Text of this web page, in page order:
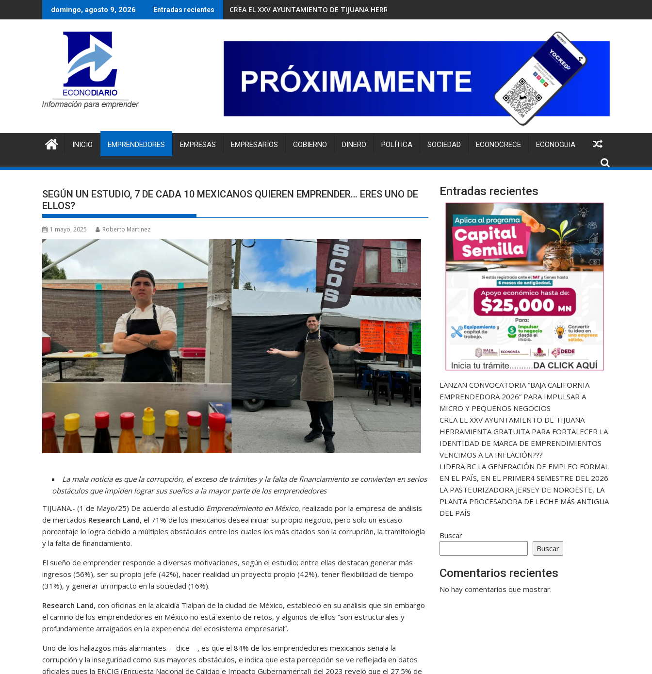
al
domingo, agosto 9, 2026 Entradas recientes CREA EL XXV AYUNTAMIENTO DE TIJUANA HERRAMIENTA GRATUITA PARA FORTALECER LA IDENTIDAD DE MARCA DE
INICIO EMPRENDEDORES EMPRESAS EMPRESARIOS GOBIERNO DINERO POLÍTICA SOCIEDAD ECONOCRECE ECONOGUIA
SEGÚN UN ESTUDIO, 7 DE CADA 10 MEXICANOS QUIEREN EMPRENDER… ERES UNO DE
ELLOS?
1 mayo, 2025 Roberto Martinez
La mala noticia es que la corrupción, el exceso de trámites y la falta de financiamiento se convierten en serios
obstáculos que impiden lograr sus sueños a la mayor parte de los emprendedores
TIJUANA.- (1 de Mayo/25) De acuerdo al estudio Emprendimiento en México, realizado por la empresa de análisis
de mercados Research Land, el 71% de los mexicanos desea iniciar su propio negocio, pero solo un escaso
porcentaje lo logra debido a múltiples obstáculos entre los cuales los más citados son la corrupción, la tramitología
y la falta de financiamiento.
El sueño de emprender responde a diversas motivaciones, según el estudio; entre ellas destacan generar más
ingresos (56%), ser su propio jefe (42%), hacer realidad un proyecto propio (42%), tener flexibilidad de tiempo
(31%), y generar un impacto en la sociedad (16%).
Research Land, con oficinas en la alcaldía Tlalpan de la ciudad de México, estableció en su análisis que sin embargo
el camino de los emprendedores en México no está exento de retos, y algunos de ellos “son estructurales y
profundamente arraigados en la experiencia del ecosistema empresarial”.
Uno de los hallazgos más alarmantes —dice—, es que el 84% de los emprendedores mexicanos señala la
corrupción y la inseguridad como sus mayores obstáculos, e indica que esta percepción se ve reflejada en datos
oficiales pues la ENCIG (Encuesta Nacional de Calidad e Impacto Gubernamental) del 2023 reveló que el 27.5% de
Entradas recientes
LANZAN CONVOCATORIA “BAJA CALIFORNIA
EMPRENDEDORA 2026” PARA IMPULSAR A
MICRO Y PEQUEÑOS NEGOCIOS
CREA EL XXV AYUNTAMIENTO DE TIJUANA
HERRAMIENTA GRATUITA PARA FORTALECER LA
IDENTIDAD DE MARCA DE EMPRENDIMIENTOS
VENCIMOS A LA INFLACIÓN???
LIDERA BC LA GENERACIÓN DE EMPLEO FORMAL
EN EL PAÍS, EN EL PRIMER4 SEMESTRE DEL 2026
LA PASTEURIZADORA JERSEY DE NOROESTE, LA
PLANTA PROCESADORA DE LECHE MÁS ANTIGUA
DEL PAÍS
Buscar
Buscar
Comentarios recientes
No hay comentarios que mostrar.